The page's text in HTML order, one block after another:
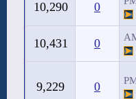
0
10,290
0
10,431
0
9,229